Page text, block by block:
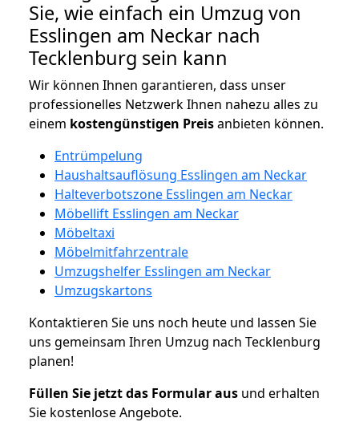
Sie, wie einfach ein Umzug von
Esslingen am Neckar nach
Tecklenburg sein kann
Wir können Ihnen garantieren, dass unser
professionelles Netzwerk Ihnen nahezu alles zu
einem kostengünstigen Preisanbieten können.
Entrümpelung
Haushaltsauflösung Esslingen am Neckar
Halteverbotszone Esslingen am Neckar
Möbellift Esslingen am Neckar
Möbeltaxi
Möbelmitfahrzentrale
Umzugshelfer Esslingen am Neckar
Umzugskartons
Kontaktieren Sie uns noch heute und lassen Sie
uns gemeinsam Ihren Umzug nach Tecklenburg
planen!
Füllen Sie jetzt das Formular aus und erhalten
Sie kostenlose Angebote.